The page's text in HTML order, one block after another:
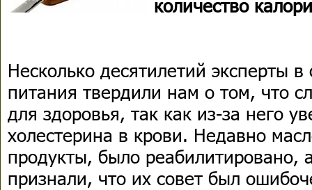
количество
Несколько десятилетий эксперты в
питания твердили нам о том, что
для здоровья, так как из-за него
холестерина в крови. Недавно
продукты, было реабилитировано,
признали, что их совет был